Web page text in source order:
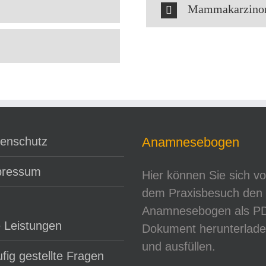
Leistungen
gestellte Fragen
Anamnesebogen
Hier können Sie sich
dem Praxisbesuch den
Anamnesebogen als
Dokument
und ausfüllen.